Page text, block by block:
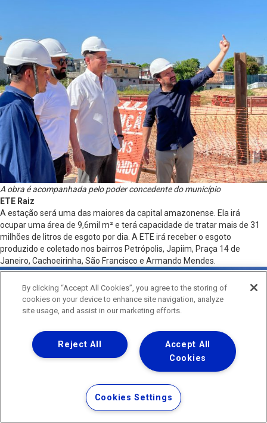
A obra é acompanhada pelo poder concedente do município
ETE Raiz
A estação será uma das maiores da capital amazonense. Ela irá
ocupar uma área de 9,6mil m² e terá capacidade de tratar mais de 31
milhões de litros de esgoto por dia. A ETE irá receber o esgoto
produzido e coletado nos bairros Petrópolis, Japiim, Praça 14 de
Janeiro, Cachoeirinha, São Francisco e Armando Mendes.
By clicking “Accept All Cookies”, you agree to the storing of
cookies on your device to enhance site navigation, analyze
site usage, and assist in our marketing efforts.
Accept All
Cookies
Reject All
Cookies Settings